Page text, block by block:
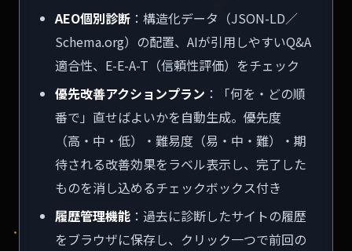
AEO個別診断：構造化データ（JSON-LD／
Schema.org）の配置、AIが引用しやすいQ&A
適合性、E-E-A-T（信頼性評価）をチェック
優先改善アクションプラン ：「何を・どの順
番で」直せばよいかを自動生成。優先度
（高・中・低）・難易度（易・中・難）・期
待される改善効果をラベル表示し、完了した
ものを消し込めるチェックボックス付き
履歴管理機能：過去に診断したサイトの履歴
をブラウザに保存し、クリック一つで前回の